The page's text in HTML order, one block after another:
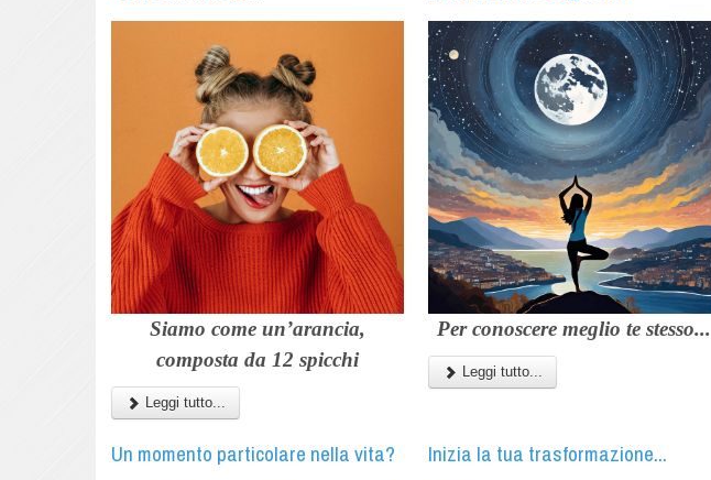
Siamo come un’arancia,
composta da 12 spicchi
Leggi tutto...
Per conoscere meglio te stesso...
Leggi tutto...
Un momento particolare nella vita? Inizia la tua trasformazione...